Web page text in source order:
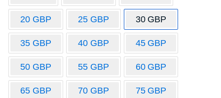
20 GBP 25 GBP 30 GBP
35 GBP 40 GBP 45 GBP
50 GBP 55 GBP 60 GBP
65 GBP 70 GBP 75 GBP